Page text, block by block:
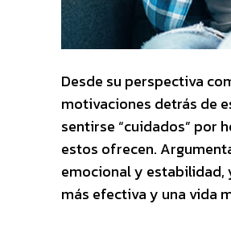
Desde su perspectiva
motivaciones detrás de
sentirse “cuidados” por
estos ofrecen.
emocional y estabilidad,
más efectiva y una vida